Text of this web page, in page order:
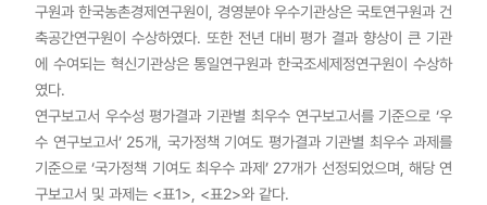
구원과 한국농촌경제연구원이, 경영분야 우수기관상은 국토연구원과 건
축공간연구원이 수상하였다. 또한 전년 대비 평가 결과 향상이 큰 기관
에 수여되는 혁신기관상은 통일연구원과 한국조세제정연구원이 수상하
였다.
연구보고서 우수성 평가결과 기관별 최우수 연구보고서를 기준으로 ‘우
수 연구보고서’ 25개, 국가정책 기여도 평가결과 기관별 최우수 과제를
기준으로 ‘국가정책 기여도 최우수 과제’ 27개가 선정되었으며, 해당 연
구보고서 및 과제는 <표1>, <표2>와 같다.